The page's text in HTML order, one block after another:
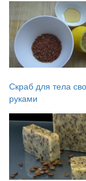
Скраб для тела
руками